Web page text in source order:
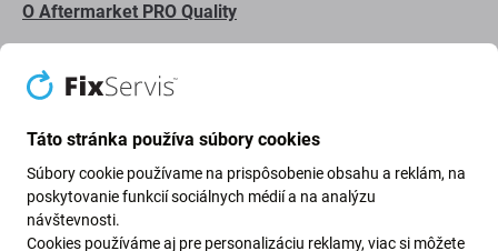
O Aftermarket PRO Quality
zariadenia.
Nižšie uvedené výhody a nevýhody sú v porovnaní s
pôvodným displejom výrobcu.
Výhody:
Táto stránka používa súbory cookies
Súbory cookie používame na prispôsobenie obsahu a reklám, na
poskytovanie funkcií sociálnych médií a na analýzu
návštevnosti.
Cookies používáme aj pre personalizáciu reklamy, viac si môžete